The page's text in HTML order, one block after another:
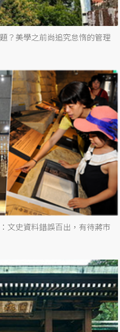
？美學之前尚追究怠惰的管理
文史資料錯誤百出，有待蔣市